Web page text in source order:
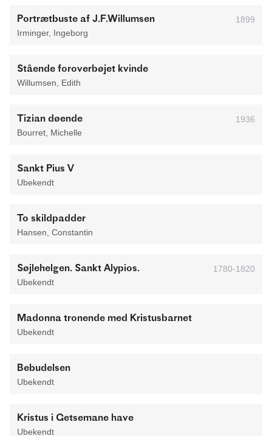
Portrætbuste af J.F.Willumsen
1899
Irminger, Ingeborg
Stående foroverbøjet kvinde
Willumsen, Edith
Tizian døende
1936
Bourret, Michelle
Sankt Pius V
Ubekendt
To skildpadder
Hansen, Constantin
Søjlehelgen. Sankt Alypios.
1780-1820
Ubekendt
Madonna tronende med Kristusbarnet
Ubekendt
Bebudelsen
Ubekendt
Kristus i Getsemane have
Ubekendt